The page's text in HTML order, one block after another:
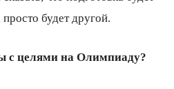
будет другой.
с целями на Олимпиаду?